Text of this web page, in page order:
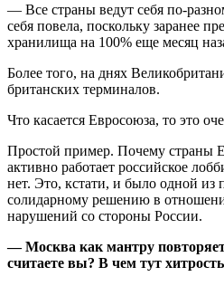
— Все страны ведут себя по-
себя повела, поскольку заранее
хранилища на 100% еще месяц
Более того, на днях
британских терминалов.
Что касается Евросоюза, то это
Простой пример. Почему страны
активно работает российское
нет. Это, кстати, и было одной
солидарному решению в
нарушений со стороны России.
— Москва как мантру повторяет
считаете вы? В чем тут